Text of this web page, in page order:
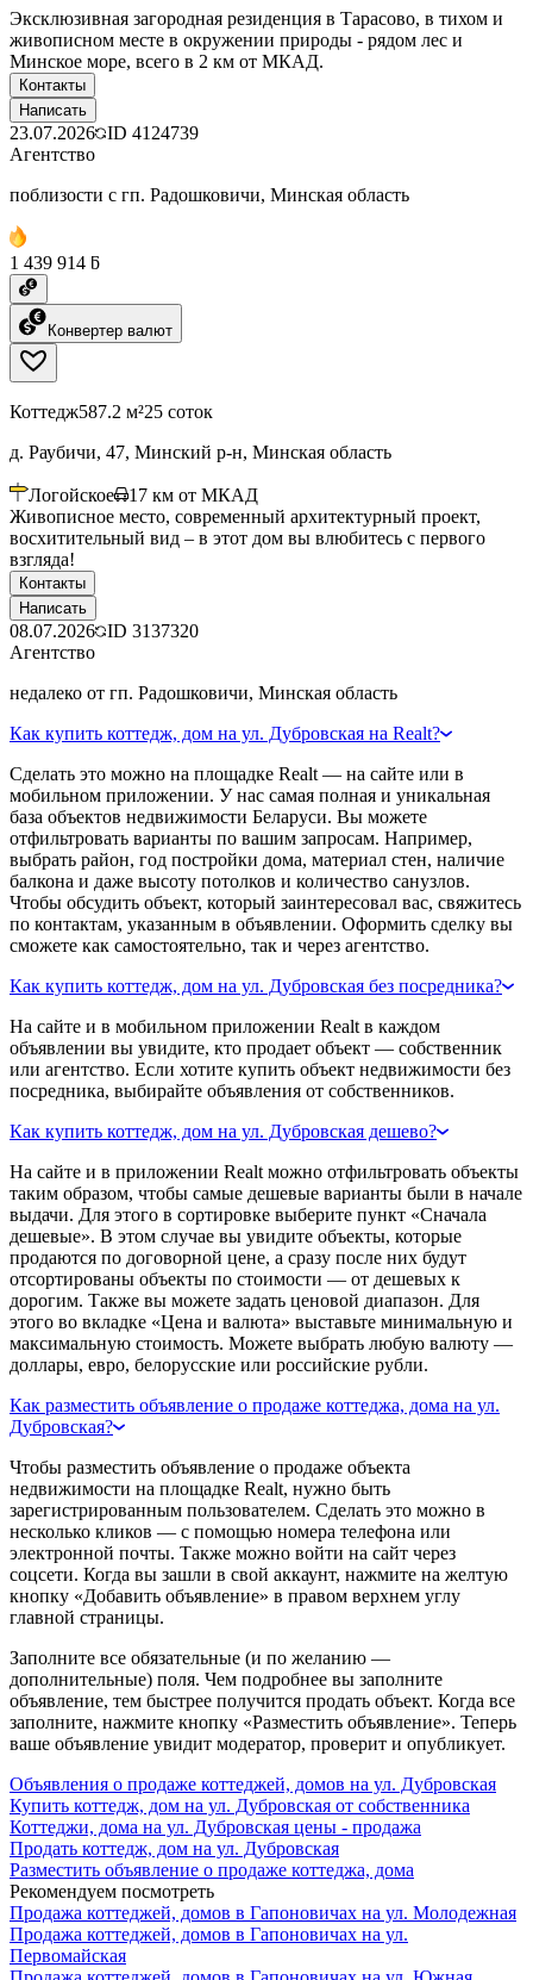
Эксклюзивная загородная резиденция в Тарасово, в тихом и
живописном месте в окружении природы - рядом лес и
Минское море, всего в 2 км от МКАД.
Контакты
Написать
23.07.2026 ID 4124739
Агентство
поблизости с гп. Радошковичи, Минская область
1 439 914 ƃ
Конвертер валют
Коттедж587.2 м²25 соток
д. Раубичи, 47, Минский р-н, Минская область
Логойское 17 км от МКАД
Живописное место, современный архитектурный проект,
восхитительный вид – в этот дом вы влюбитесь с первого
взгляда!
Контакты
Написать
08.07.2026 ID 3137320
Агентство
недалеко от гп. Радошковичи, Минская область
Как купить коттедж, дом на ул. Дубровская на Realt?
Сделать это можно на площадке Realt — на сайте или в
мобильном приложении. У нас самая полная и уникальная
база объектов недвижимости Беларуси. Вы можете
отфильтровать варианты по вашим запросам. Например,
выбрать район, год постройки дома, материал стен, наличие
балкона и даже высоту потолков и количество санузлов.
Чтобы обсудить объект, который заинтересовал вас, свяжитесь
по контактам, указанным в объявлении. Оформить сделку вы
сможете как самостоятельно, так и через агентство.
Как купить коттедж, дом на ул. Дубровская без посредника?
На сайте и в мобильном приложении Realt в каждом
объявлении вы увидите, кто продает объект — собственник
или агентство. Если хотите купить объект недвижимости без
посредника, выбирайте объявления от собственников.
Как купить коттедж, дом на ул. Дубровская дешево?
На сайте и в приложении Realt можно отфильтровать объекты
таким образом, чтобы самые дешевые варианты были в начале
выдачи. Для этого в сортировке выберите пункт «Сначала
дешевые». В этом случае вы увидите объекты, которые
продаются по договорной цене, а сразу после них будут
отсортированы объекты по стоимости — от дешевых к
дорогим. Также вы можете задать ценовой диапазон. Для
этого во вкладке «Цена и валюта» выставьте минимальную и
максимальную стоимость. Можете выбрать любую валюту —
доллары, евро, белорусские или российские рубли.
Как разместить объявление о продаже коттеджа, дома на ул.
Дубровская?
Чтобы разместить объявление о продаже объекта
недвижимости на площадке Realt, нужно быть
зарегистрированным пользователем. Сделать это можно в
несколько кликов — с помощью номера телефона или
электронной почты. Также можно войти на сайт через
соцсети. Когда вы зашли в свой аккаунт, нажмите на желтую
кнопку «Добавить объявление» в правом верхнем углу
главной страницы.
Заполните все обязательные (и по желанию —
дополнительные) поля. Чем подробнее вы заполните
объявление, тем быстрее получится продать объект. Когда все
заполните, нажмите кнопку «Разместить объявление». Теперь
ваше объявление увидит модератор, проверит и опубликует.
Объявления о продаже коттеджей, домов на ул. Дубровская
Купить коттедж, дом на ул. Дубровская от собственника
Коттеджи, дома на ул. Дубровская цены - продажа
Продать коттедж, дом на ул. Дубровская
Разместить объявление о продаже коттеджа, дома
Рекомендуем посмотреть
Продажа коттеджей, домов в Гапоновичах на ул. Молодежная
Продажа коттеджей, домов в Гапоновичах на ул.
Первомайская